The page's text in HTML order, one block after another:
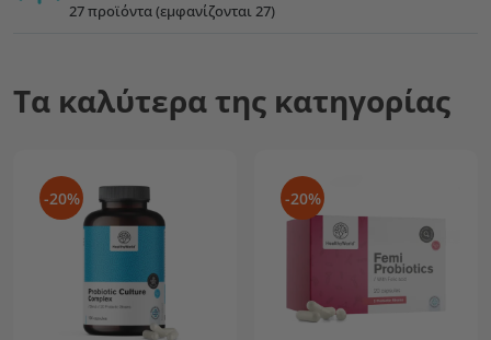
27 προϊόντα (εμφανίζονται 27)
Τα καλύτερα της κατηγορίας
-20% -20%